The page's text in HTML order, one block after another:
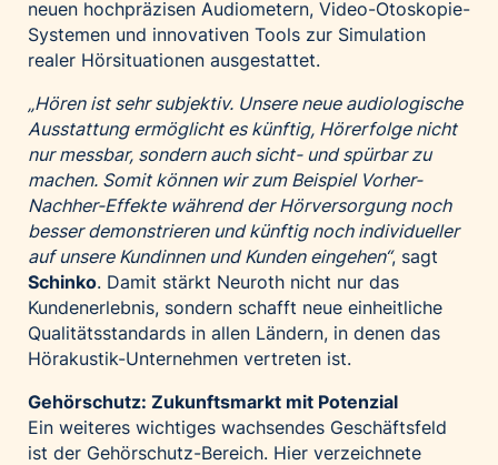
neuen hochpräzisen Audiometern, Video-Otoskopie-
Systemen und innovativen Tools zur Simulation
realer Hörsituationen ausgestattet.
„Hören ist sehr subjektiv. Unsere neue audiologische
Ausstattung ermöglicht es künftig, Hörerfolge nicht
nur messbar, sondern auch sicht- und spürbar zu
machen. Somit können wir zum Beispiel Vorher-
Nachher-Effekte während der Hörversorgung noch
besser demonstrieren und künftig noch individueller
auf unsere Kundinnen und Kunden eingehen“, sagt
Schinko. Damit stärkt Neuroth nicht nur das
Kundenerlebnis, sondern schafft neue einheitliche
Qualitätsstandards in allen Ländern, in denen das
Hörakustik-Unternehmen vertreten ist.
Gehörschutz: Zukunftsmarkt mit Potenzial
Ein weiteres wichtiges wachsendes Geschäftsfeld
ist der Gehörschutz-Bereich. Hier verzeichnete